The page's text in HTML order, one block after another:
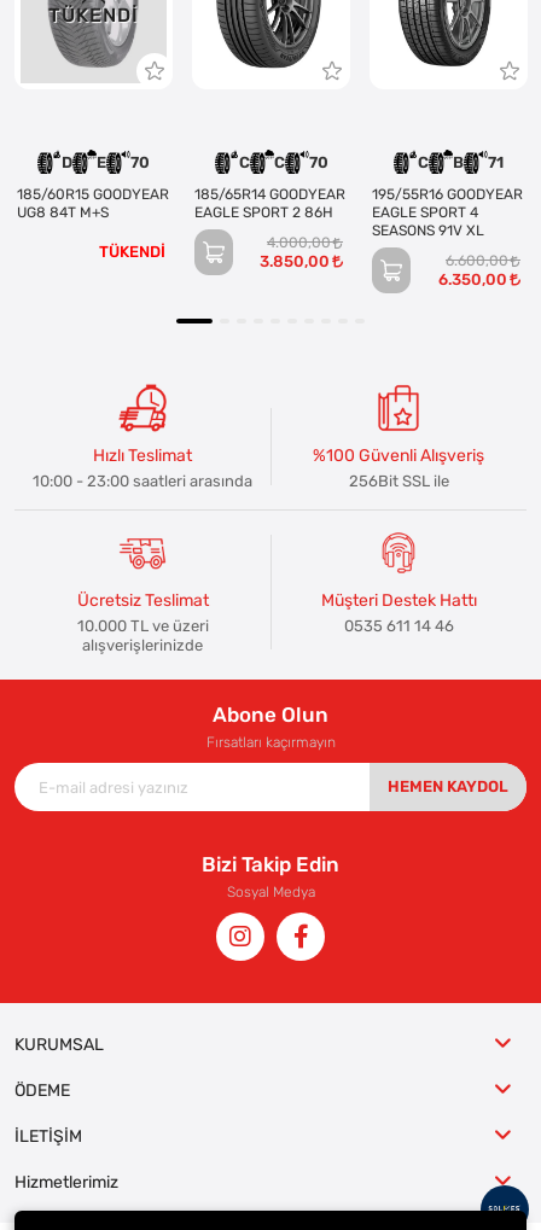
TÜKENDI
D E 70
185/60R15 GOODYEAR
UG8 84T M+S
TÜKENDİ
C C 70
185/65R14 GOODYEAR
EAGLE SPORT 2 86H
4.000,00
3.850,00
C B 71
195/55R16 GOODYEAR
EAGLE SPORT 4
SEASONS 91V XL
6.600,00
6.350,00
Hızlı Teslimat
10:00 - 23:00 saatleri arasında
%100 Güvenli Alışveriş
256Bit SSL ile
Ücretsiz Teslimat
10.000 TL ve üzeri
alışverişlerinizde
Müşteri Destek Hattı
0535 611 14 46
Abone Olun
Fırsatları kaçırmayın
HEMEN KAYDOL
Bizi Takip Edin
Sosyal Medya
KURUMSAL
ÖDEME
İLETİŞİM
Hizmetlerimiz